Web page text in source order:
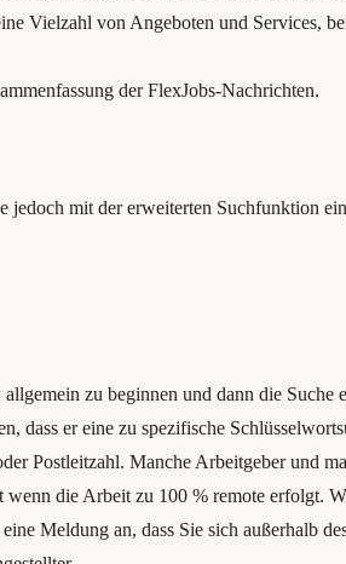
Vielzahl von Angeboten und Services,
der FlexJobs-Nachrichten.
mit der erweiterten Suchfunktion
allgemein zu beginnen und dann die
dass er eine zu spezifische
Postleitzahl. Manche Arbeitgeber und
die Arbeit zu 100 % remote erfolgt.
Meldung an, dass Sie sich außerhalb